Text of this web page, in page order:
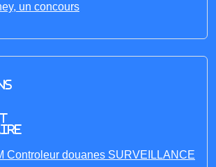
un concours
Controleur douanes SURVEILLANCE